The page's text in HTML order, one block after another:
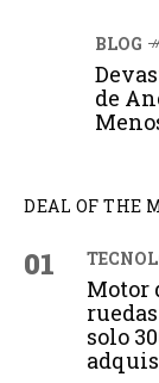
BLOG
de
DEAL OF THE
01
Motor
solo